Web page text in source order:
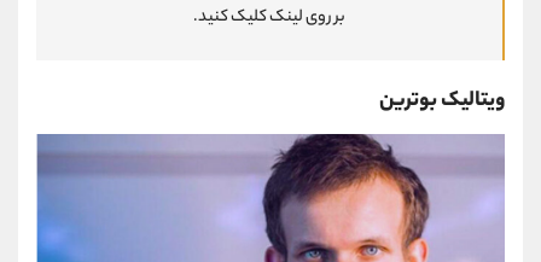
بر روی لینک کلیک کنید.
ویتالیک بوترین